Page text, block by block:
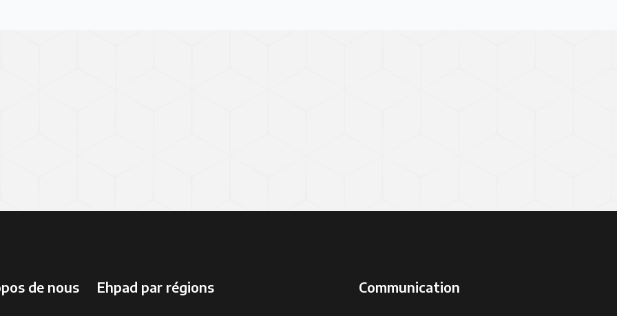
de nous Ehpad par régions Communication